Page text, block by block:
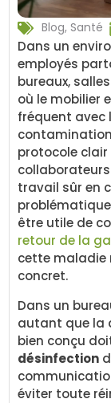
Blog,Santé
Dans un
employés
bureaux,
où le mobilier
fréquent avec
protocole
travail sûr en
être utile de
retour de la
cette maladie
concret.
Dans un
autant que la
bien conçu
désinfection
éviter toute